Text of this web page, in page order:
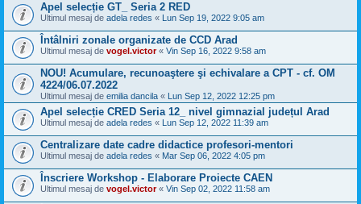
Apel selecție GT_ Seria 2 RED
Ultimul mesaj de adela redes « Lun Sep 19, 2022 9:05 am
Întâlniri zonale organizate de CCD Arad
Ultimul mesaj de vogel.victor« Vin Sep 16, 2022 9:58 am
NOU! Acumulare, recunoaştere şi echivalare a CPT - cf. OM
4224/06.07.2022
Ultimul mesaj de emilia dancila « Lun Sep 12, 2022 12:25 pm
Apel selecție CRED Seria 12_ nivel gimnazial județul Arad
Ultimul mesaj de adela redes « Lun Sep 12, 2022 11:39 am
Centralizare date cadre didactice profesori-mentori
Ultimul mesaj de adela redes « Mar Sep 06, 2022 4:05 pm
Înscriere Workshop - Elaborare Proiecte CAEN
Ultimul mesaj de vogel.victor« Vin Sep 02, 2022 11:58 am